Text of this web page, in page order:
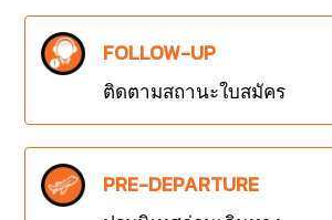
FOLLOW-UP
ติดตามสถานะใบสมัคร
PRE-DEPARTURE